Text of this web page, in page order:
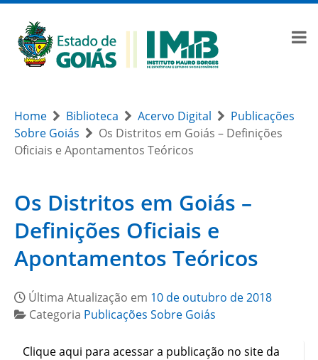
Home Biblioteca Acervo Digital
Publicações
Sobre Goiás
Os Distritos em Goiás – Definições
Oficiais e Apontamentos Teóricos
Os Distritos em Goiás –
Definições Oficiais e
Apontamentos Teóricos
Última Atualização em 10 de outubro de 2018
Categoria Publicações Sobre Goiás
Clique aqui para acessar a publicação no site da